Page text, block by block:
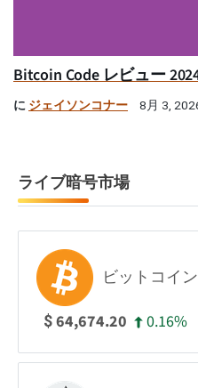
Bitcoin Code レビュー
に ジェイソンコナー 8月 3,
ライブ暗号市場
ビットコイン
$64,674.20 0.16%